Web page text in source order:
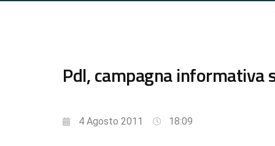
Pdl, campagna informativa
4 Agosto 2011 18:09